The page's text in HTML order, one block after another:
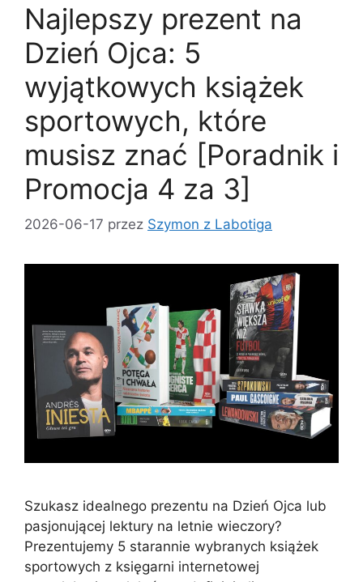
Najlepszy prezent na
Dzień Ojca: 5
wyjątkowych książek
sportowych, które
musisz znać [Poradnik i
Promocja 4 za 3]
2026-06-17 przez Szymon z Labotiga
Szukasz idealnego prezentu na Dzień Ojca lub
pasjonującej lektury na letnie wieczory?
Prezentujemy 5 starannie wybranych książek
sportowych z księgarni internetowej